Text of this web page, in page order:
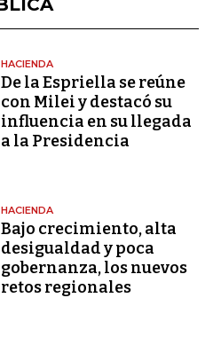
HACIENDA
De la Espriella se reúne
con Milei y destacó su
influencia en su llegada
a la Presidencia
HACIENDA
Bajo crecimiento, alta
desigualdad y poca
gobernanza, los nuevos
retos regionales